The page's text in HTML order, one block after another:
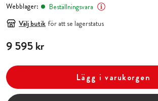
Webblager:
Beställningsvara
Välj butik för att se lagerstatus
Pris:9 595 kr
9 595 kr
Lägg i varukorgen